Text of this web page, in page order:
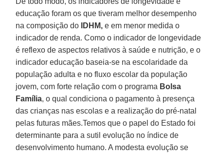
educação foram os que tiveram melhor desempenho
na composição do
IDHM, e em menor medida o
indicador de renda. Como o indicador de longevidade
é reflexo de aspectos relativos à saúde e nutrição, e o
indicador educação baseia-se na escolaridade da
população adulta e no fluxo escolar da população
jovem, com forte relação com o programa Bolsa
Família, o qual condiciona o pagamento à presença
das crianças nas escolas e a realização do pré-natal
pelas futuras mães.Temos que o papel do Estado foi
determinante para a sutil evolução no índice de
desenvolvimento humano. A modesta evolução se